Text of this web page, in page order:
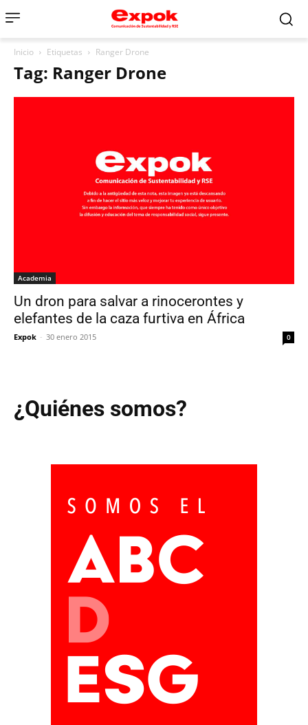
Inicio Etiquetas Ranger Drone
Tag: Ranger Drone
Academia
Un dron para salvar a rinocerontes y
elefantes de la caza furtiva en África
Expok - 30 enero 2015 0
¿Quiénes somos?